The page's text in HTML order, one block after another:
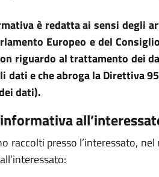
è redatta ai sensi degli
Europeo e del
riguardo al trattamento dei
dati e che abroga la Direttiva
dati).
raccolti presso l’interessato,